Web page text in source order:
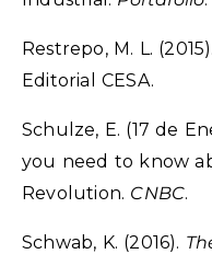
Restrepo, M. L. (2015).
Editorial CESA.
Schulze, E. (17 de
you need to know
Revolution. CNBC.
Schwab, K. (2016).